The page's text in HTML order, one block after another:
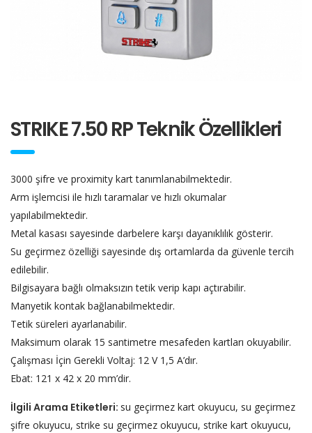
STRIKE 7.50 RP Teknik Özellikleri
3000 şifre ve proximity kart tanımlanabilmektedir.
Arm işlemcisi ile hızlı taramalar ve hızlı okumalar
yapılabilmektedir.
Metal kasası sayesinde darbelere karşı dayanıklılık gösterir.
Su geçirmez özelliği sayesinde dış ortamlarda da güvenle tercih
edilebilir.
Bilgisayara bağlı olmaksızın tetik verip kapı açtırabilir.
Manyetik kontak bağlanabilmektedir.
Tetik süreleri ayarlanabilir.
Maksimum olarak 15 santimetre mesafeden kartları okuyabilir.
Çalışması İçin Gerekli Voltaj: 12 V 1,5 A’dır.
Ebat: 121 x 42 x 20 mm’dir.
İlgili Arama Etiketleri: su geçirmez kart okuyucu, su geçirmez
şifre okuyucu, strike su geçirmez okuyucu, strike kart okuyucu,